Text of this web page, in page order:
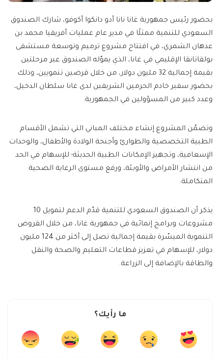
بحضور رئيس جمهورية غانا نانا أدو دانكوا أكوفو، شارك الصندوق
السعودي للتنمية ممثلًا في مدير عام عمليات أفريقيا محمد بن
عدهان الشمري، في افتتاح مشروع ترميم وتوسعة مستشفى
بولقاتانقا الإقليمي في غانا، الذي يموّله الصندوق عبر مرحلتين
بقيمة إجمالية 32 مليون دولار، من خلال قرضين تنمويين، وذلك
بحضور سفير خادم الحرمين الشريفين لدى غانا سلطان الدخيل،
وعدد كبير من المسؤولين في الجمهورية.
وتضمّن المشروع إنشاء مختلف المباني التي تشمل الأقسام
الطبية التخصصية والطوارئ وأجنحة الولادة والأطفال، والوحدات
الإسعافية، وتجهيز الإمكانات الطبية الحديثة؛ للإسهام في الحد
من انتشار الأمراض والأوبئة، ورفع مستوى الرعاية الصحية
المتكاملة.
يذكر أن الصندوق السعودي للتنمية قدّم الدعم لتمويل 10
مشروعات وبرامج إنمائية في جمهورية غانا، من خلال القروض
التنموية الميسّرة بقيمة إجمالية تصل إلى أكثر من 124 مليون
دولار، للإسهام في تعزيز قطاعات التعليم والصحة والنقل
والطاقة بالإضافة إلى الزراعة.
ما رأيك؟